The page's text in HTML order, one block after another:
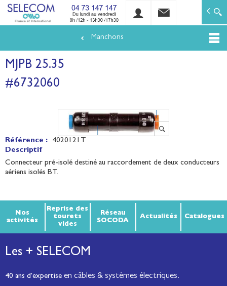
au
contenu
SELECOM
Matériels de réseaux électriques basse tension et
Manchons
MJPB 25.35
#6732060
Référence :
4020121T
Descriptif
Connecteur pré-isolé destiné au raccordement de deux conducteurs
aériens isolés BT.
Nos
activités
Reprise des
tourets
vides
Réseau
SOCODA
Actualités Catalogues
Les + SELECOM
40 ans d’expertise en câbles & systèmes électriques.